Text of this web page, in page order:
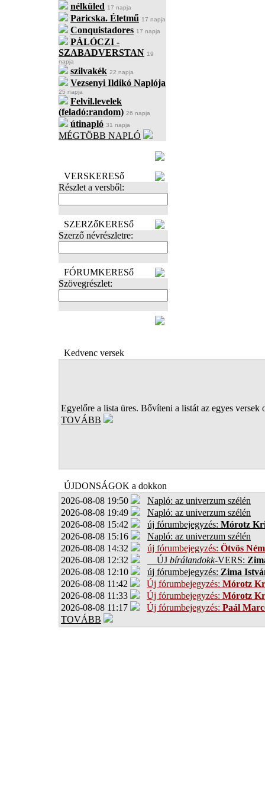
nélküled 17 napja
Paricska. Életmű 17 napja
Conquistadores 17 napja
PÁLÓCZI -
SZABADVERSTAN 19
napja
szilvakék 22 napja
Vezsenyi Ildikó Naplója
25 napja
Felvil.levelek
(feladó:random) 26 napja
útinapló 31 napja
MÉGTÖBB NAPLÓ
VERSKERESő
Részlet a versből:
SZERZőKERESő
Szerző névrészletre:
FÓRUMKERESő
Szövegrészlet:
Kedvenc versek
Egyelőre a lista üres. Bővíteni a listát az egyes versek
TOVÁBB
ÚJDONSÁGOK a dokkon
2026-08-08 19:50
Napló: az univerzum szélén
2026-08-08 19:49
Napló: az univerzum szélén
2026-08-08 15:42
új fórumbejegyzés: Mórotz
2026-08-08 15:16
Napló: az univerzum szélén
2026-08-08 14:32
új fórumbejegyzés: Ötvös
2026-08-08 12:32
ÚJ bírálandokk-VERS:
2026-08-08 12:10
új fórumbejegyzés: Zima
2026-08-08 11:42
Új fórumbejegyzés: Mórotz
2026-08-08 11:33
Új fórumbejegyzés: Mórotz
2026-08-08 11:17
Új fórumbejegyzés: Paál
TOVÁBB